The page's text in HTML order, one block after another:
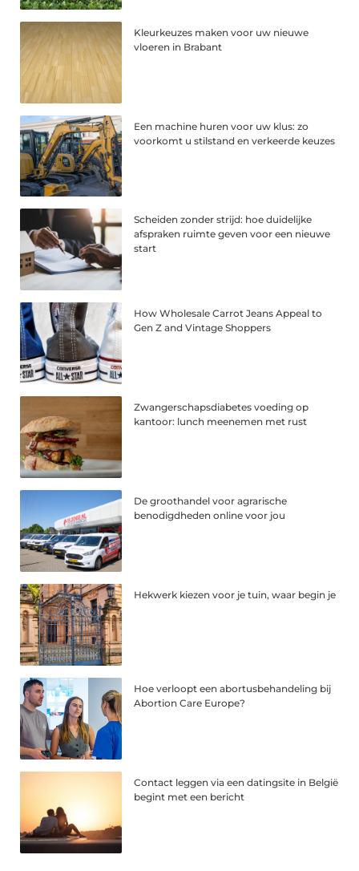
Kleurkeuzes maken voor uw nieuwe
vloeren in Brabant
Een machine huren voor uw klus: zo
voorkomt u stilstand en verkeerde keuzes
Scheiden zonder strijd: hoe duidelijke
afspraken ruimte geven voor een nieuwe
start
How Wholesale Carrot Jeans Appeal to
Gen Z and Vintage Shoppers
Zwangerschapsdiabetes voeding op
kantoor: lunch meenemen met rust
De groothandel voor agrarische
benodigdheden online voor jou
Hekwerk kiezen voor je tuin, waar begin je
Hoe verloopt een abortusbehandeling bij
Abortion Care Europe?
Contact leggen via een datingsite in België
begint met een bericht